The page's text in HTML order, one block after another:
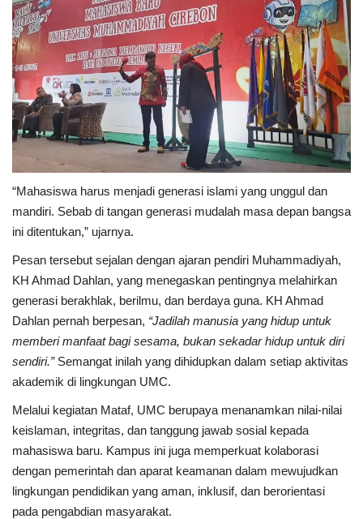
“Mahasiswa harus menjadi generasi islami yang unggul dan
mandiri. Sebab di tangan generasi mudalah masa depan bangsa
ini ditentukan,” ujarnya.
Pesan tersebut sejalan dengan ajaran pendiri Muhammadiyah,
KH Ahmad Dahlan, yang menegaskan pentingnya melahirkan
generasi berakhlak, berilmu, dan berdaya guna. KH Ahmad
Dahlan pernah berpesan, “Jadilah manusia yang hidup untuk
memberi manfaat bagi sesama, bukan sekadar hidup untuk diri
sendiri.”Semangat inilah yang dihidupkan dalam setiap aktivitas
akademik di lingkungan UMC.
Melalui kegiatan Mataf, UMC berupaya menanamkan nilai-nilai
keislaman, integritas, dan tanggung jawab sosial kepada
mahasiswa baru. Kampus ini juga memperkuat kolaborasi
dengan pemerintah dan aparat keamanan dalam mewujudkan
lingkungan pendidikan yang aman, inklusif, dan berorientasi
pada pengabdian masyarakat.